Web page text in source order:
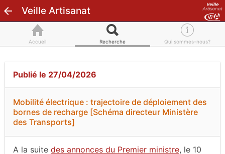
Veille Artisanat
Accueil Recherche Qui sommes-nous?
Publié le 27/04/2026
Mobilité électrique : trajectoire de déploiement des
bornes de recharge [Schéma directeur Ministère
des Transports]
A la suite des annonces du Premier ministre, le 10